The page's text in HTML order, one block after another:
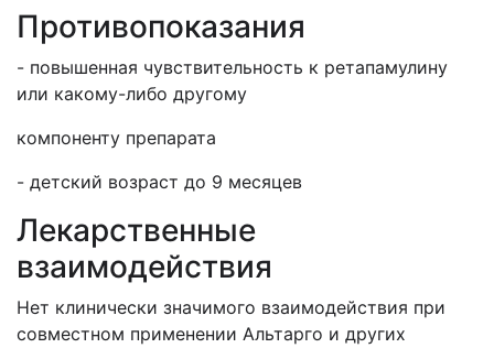
Противопоказания
- повышенная чувствительность к ретапамулину
или какому-либо другому
компоненту препарата
- детский возраст до 9 месяцев
Лекарственные
взаимодействия
Нет клинически значимого взаимодействия при
совместном применении Альтарго и других